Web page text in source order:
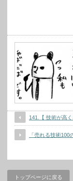
141.【 技術が高
「売れる技術100
トップページに戻る